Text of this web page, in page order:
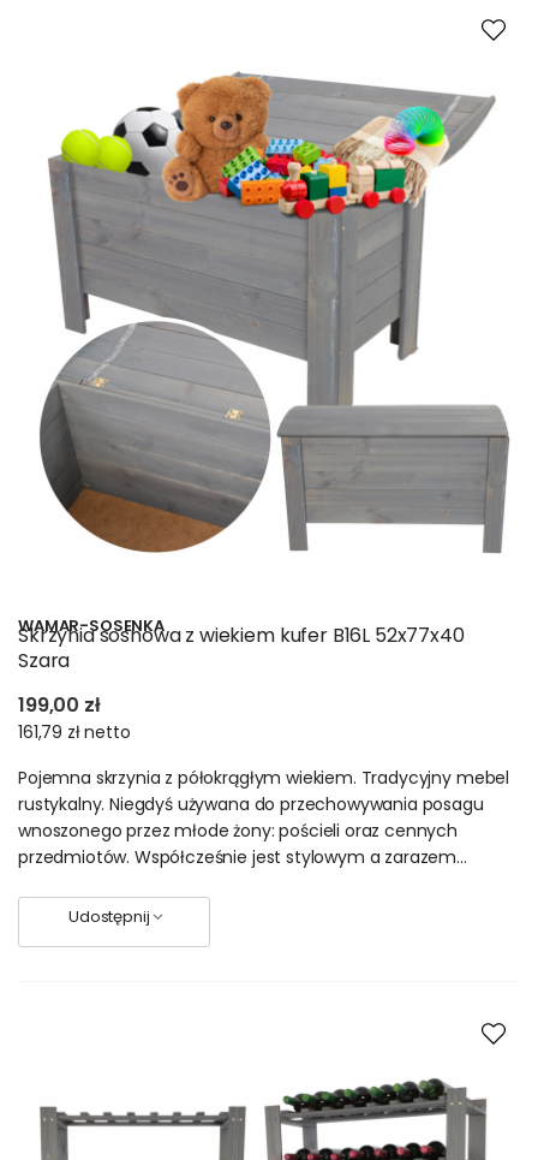
WAMAR-SOSENKA
Skrzynia sosnowa z wiekiem kufer B16L 52x77x40
Szara
199,00 zł
161,79 złnetto
Pojemna skrzynia z półokrągłym wiekiem. Tradycyjny mebel
rustykalny. Niegdyś używana do przechowywania posagu
wnoszonego przez młode żony: pościeli oraz cennych
przedmiotów. Współcześnie jest stylowym a zarazem...
Udostępnij